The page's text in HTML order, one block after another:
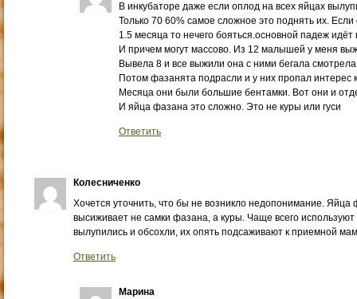
В инкубаторе даже если оплод на всех яйцах
Только 70 60% самое сложное это поднять их.
1.5 месяца то нечего бояться.основной падеж идёт
И причем могут массово. Из 12 малышей у меня
Вывела 8 и все выжили она с ними бегала
Потом фазанята подрасли и у них пропал интерес
Месяца они были большие бентамки. Вот они и
И яйца фазана это сложно. Это не куры или гуси
Ответить
Колесниченко
Хочется уточнить, что бы не возникло недопонимание.
высиживает не самки фазана, а куры. Чаще всего используют
вылупились и обсохли, их опять подсаживают к приемной
Ответить
Марина